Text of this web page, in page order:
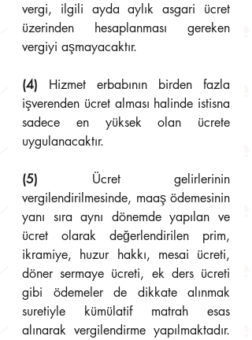
vergi, ilgili ayda aylık asgari ücret
üzerinden hesaplanması gereken
vergiyi aşmayacaktır.
(4) Hizmet erbabının birden fazla
işverenden ücret alması halinde istisna
sadece en yüksek olan ücrete
uygulanacaktır.
(5) Ücret gelirlerinin
vergilendirilmesinde, maaş ödemesinin
yanı sıra aynı dönemde yapılan ve
ücret olarak değerlendirilen prim,
ikramiye, huzur hakkı, mesai ücreti,
döner sermaye ücreti, ek ders ücreti
gibi ödemeler de dikkate alınmak
suretiyle kümülatif matrah esas
alınarak vergilendirme yapılmaktadır.